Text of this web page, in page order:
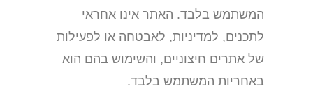
המשתמש בלבד. האתר אינו אחראי
לתכנים, למדיניות, לאבטחה או לפעילות
של אתרים חיצוניים, והשימוש בהם הוא
באחריות המשתמש בלבד.